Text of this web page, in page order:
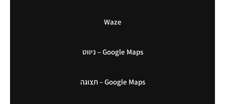
Waze
Google Maps – ניווט
Google Maps – תצוגה